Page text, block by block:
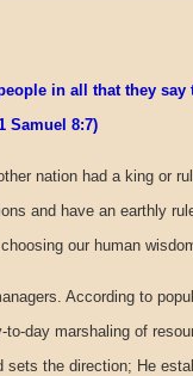
in all that they
Samuel 8:7)
nation had a king or
and have an earthly
our human
According to
day marshaling of
the direction; He